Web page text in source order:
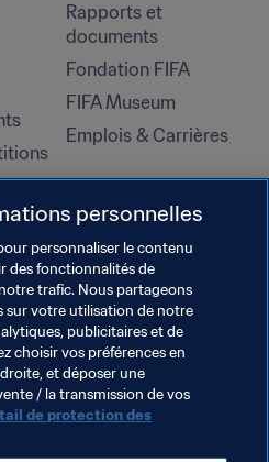
contre
Rapports et
documents
Fondation FIFA
FIFA Museum
Emplois & Carrières
personnelles
personnaliser le contenu
des fonctionnalités de
trafic. Nous partageons
sur votre utilisation de notre
publicitaires et de
choisir vos préférences en
et déposer une
/ la transmission de vos
de protection des